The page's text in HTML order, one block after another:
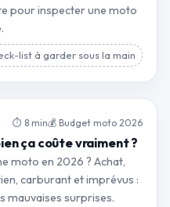
pour inspecter une moto
list à garder sous la main
⏱ 8 min💰 Budget moto 2026
ça coûte vraiment ?
moto en 2026 ? Achat,
carburant et imprévus :
mauvaises surprises.